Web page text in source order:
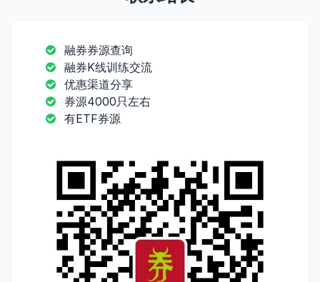
融券券源查询
融券K线训练交流
优惠渠道分享
券源4000只左右
有ETF券源